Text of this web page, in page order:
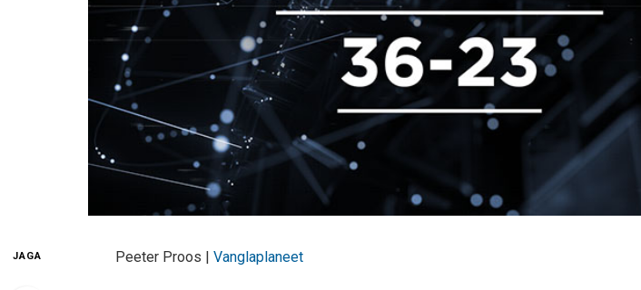
JAGA Peeter Proos |Vanglaplaneet